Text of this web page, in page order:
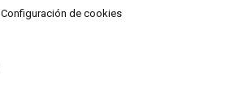
Configuración de cookies